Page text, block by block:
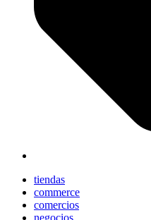
tiendas
commerce
comercios
negocios